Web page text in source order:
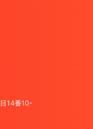
14番10-